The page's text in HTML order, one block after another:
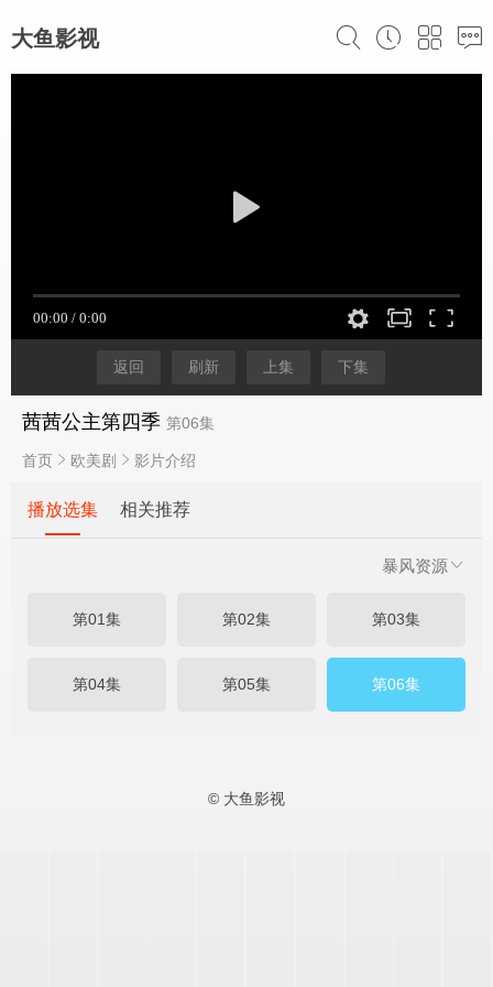
大鱼影视
返回 刷新 上集 下集
茜茜公主第四季 第06集
首页 欧美剧 影片介绍
播放选集 相关推荐
暴风资源
第01集 第02集 第03集
第04集 第05集 第06集
© 大鱼影视